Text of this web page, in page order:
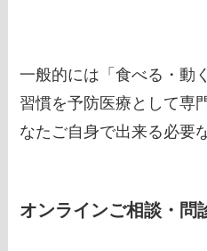
一般的には「食べる・動
習慣を予防医療として専
なたご自身で出来る必要
オンラインご相談・